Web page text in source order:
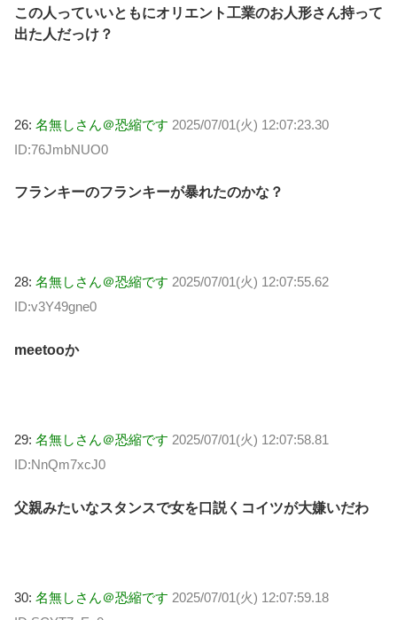
この人っていいともにオリエント工業のお人形さん持って
出た人だっけ？
26: 名無しさん＠恐縮です 2025/07/01(火) 12:07:23.30
ID:76JmbNUO0
フランキーのフランキーが暴れたのかな？
28: 名無しさん＠恐縮です 2025/07/01(火) 12:07:55.62
ID:v3Y49gne0
meetooか
29: 名無しさん＠恐縮です 2025/07/01(火) 12:07:58.81
ID:NnQm7xcJ0
父親みたいなスタンスで女を口説くコイツが大嫌いだわ
30: 名無しさん＠恐縮です 2025/07/01(火) 12:07:59.18